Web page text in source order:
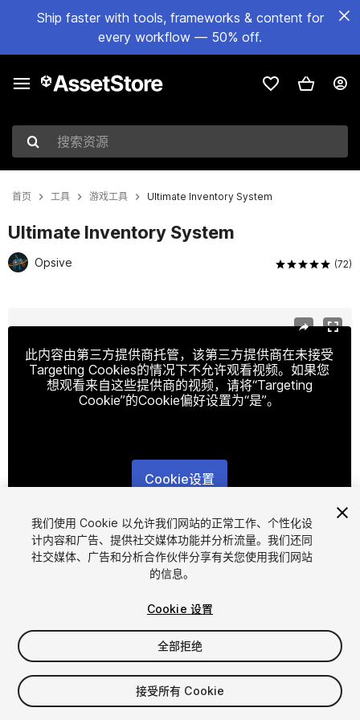
Ship faster with tools, frameworks & content for
every workflow — 50% off.
搜索资源
首页 工具 游戏工具 Ultimate Inventory System
Ultimate Inventory System
Opsive (72)
此内容由第三方提供商托管，该第三方提供商在未接受
Targeting Cookies的情况下不允许观看视频。如果您
想观看来自这些提供商的视频，请将“Targeting
Cookie”的Cookie偏好设置为“是”。
Cookie设置
1/18
$90
席位
我们使用 Cookie 以允许我们网站的正常工作、个性化设
计内容和广告、提供社交媒体功能并分析流量。我们还同
社交媒体、广告和分析合作伙伴分享有关您使用我们网站
的信息。
Cookie 设置
全部拒绝
接受所有 Cookie